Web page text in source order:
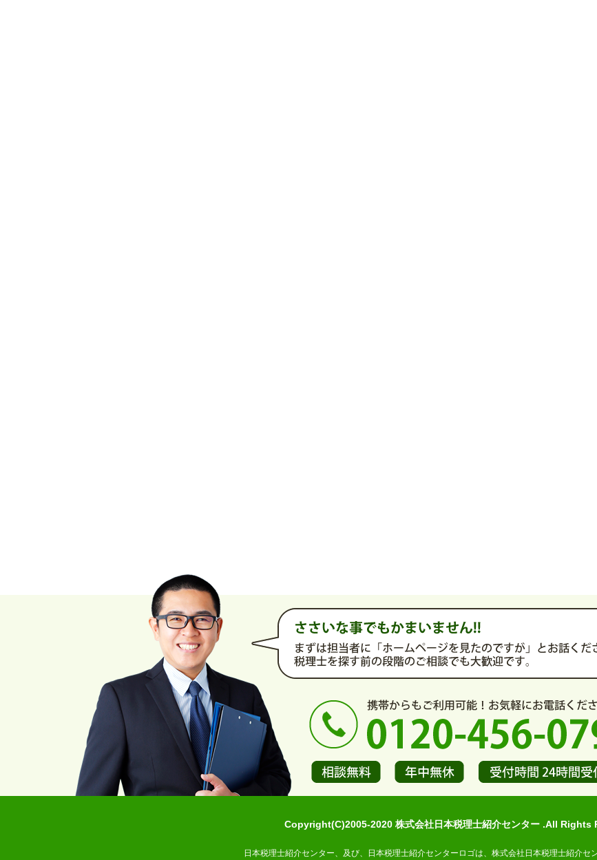
Copyright(C)2005-2020 株式会社日本税理士紹介センター .All Rights
日本税理士紹介センター、及び、日本税理士紹介センターロゴは、株式会社日本税理士紹介セ